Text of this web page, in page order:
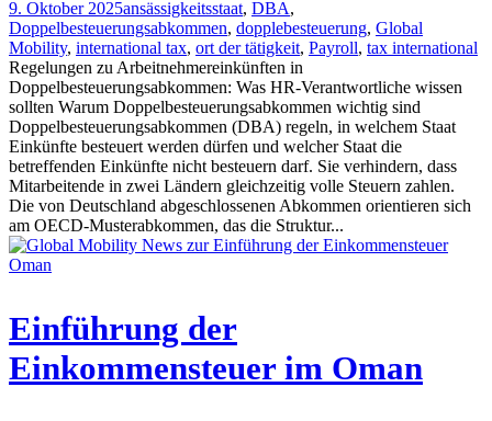
9. Oktober 2025ansässigkeitsstaat, DBA,
Doppelbesteuerungsabkommen, dopplebesteuerung, Global
Mobility, international tax, ort der tätigkeit, Payroll, tax international
Regelungen zu Arbeitnehmereinkünften in
Doppelbesteuerungsabkommen: Was HR-Verantwortliche wissen
sollten Warum Doppelbesteuerungsabkommen wichtig sind
Doppelbesteuerungsabkommen (DBA) regeln, in welchem Staat
Einkünfte besteuert werden dürfen und welcher Staat die
betreffenden Einkünfte nicht besteuern darf. Sie verhindern, dass
Mitarbeitende in zwei Ländern gleichzeitig volle Steuern zahlen.
Die von Deutschland abgeschlossenen Abkommen orientieren sich
am OECD-Musterabkommen, das die Struktur...
Einführung der
Einkommensteuer im Oman